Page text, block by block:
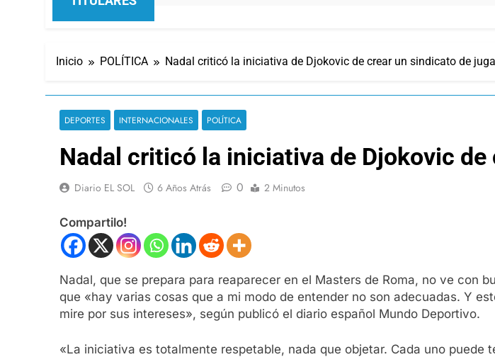
Inicio POLÍTICA Nadal criticó la iniciativa de Djokovic de crear un sindicato de
DEPORTES INTERNACIONALES POLÍTICA
Nadal criticó la iniciativa de Djokovic
Diario EL SOL 6 Años Atrás 0 2 Minutos
Compartilo!
Nadal, que se prepara para reaparecer en el Masters de Roma, no ve con
que «hay varias cosas que a mi modo de entender no son adecuadas. Y
mire por sus intereses», según publicó el diario español Mundo Deportivo.
«La iniciativa es totalmente respetable, nada que objetar. Cada uno